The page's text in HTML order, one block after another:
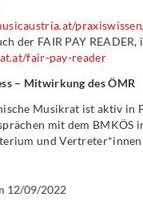
der FAIR PAY
fair-pay-reader
– Mitwirkung des ÖMR
Musikrat ist aktiv in
mit dem BMKÖS
und
12/09/2022